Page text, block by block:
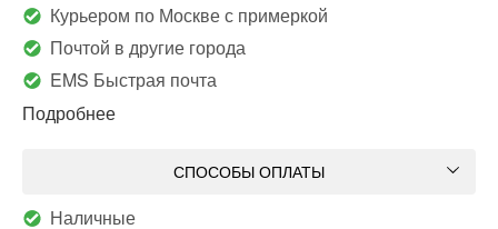
Курьером по Москве с примеркой
Почтой в другие города
EMS Быстрая почта
Подробнее
СПОСОБЫ ОПЛАТЫ
Наличные